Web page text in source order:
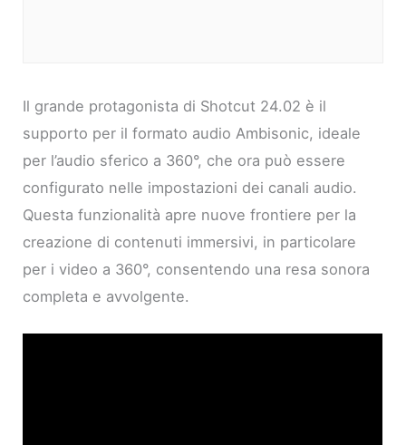
Il grande protagonista di Shotcut 24.02 è il
supporto per il formato audio Ambisonic, ideale
per l’audio sferico a 360°, che ora può essere
configurato nelle impostazioni dei canali audio.
Questa funzionalità apre nuove frontiere per la
creazione di contenuti immersivi, in particolare
per i video a 360°, consentendo una resa sonora
completa e avvolgente.